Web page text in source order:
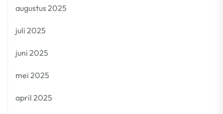
augustus 2025
juli 2025
juni 2025
mei 2025
april 2025